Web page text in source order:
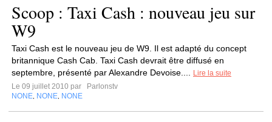
Scoop : Taxi Cash : nouveau jeu sur
W9
Taxi Cash est le nouveau jeu de W9. Il est adapté du concept
britannique Cash Cab. Taxi Cash devrait être diffusé en
septembre, présenté par Alexandre Devoise....
Lire la suite
Le 09 juillet 2010 par
Parlonstv
NONE NONE NONE